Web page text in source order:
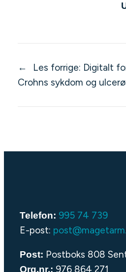
← Les forrige: Digitalt
Crohns sykdom og
Telefon: 995 74 739
E-post:
Post: Postboks 808
Org.nr.: 976 864 271